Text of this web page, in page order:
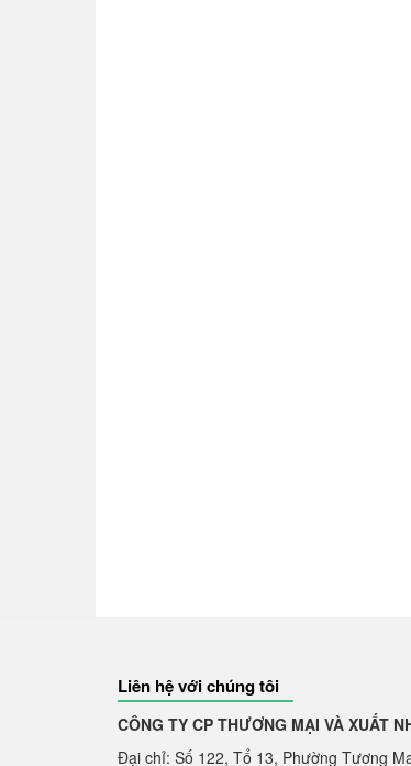
Liên hệ với chúng tôi
CÔNG TY CP THƯƠNG MẠI VÀ XUẤT
Đại chỉ: Số 122, Tổ 13, Phường Tương